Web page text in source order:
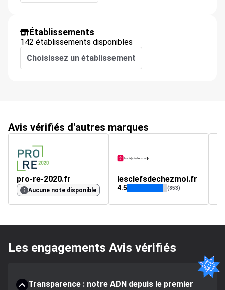
Établissements
142 établissements disponibles
Choisissez un établissement
Avis vérifiés d'autres marques
pro-re-2020.fr
Aucune note disponible
lesclefsdechezmoi.fr
4.5 (853)
Les engagements Avis vérifiés
Transparence : notre ADN depuis le premier